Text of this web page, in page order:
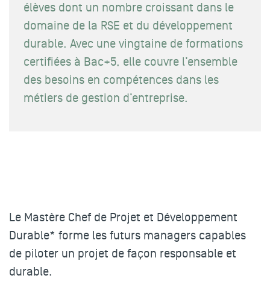
élèves dont un nombre croissant dans le
domaine de la RSE et du développement
durable. Avec une vingtaine de formations
certifiées à Bac+5, elle couvre l’ensemble
des besoins en compétences dans les
métiers de gestion d’entreprise.
Le Mastère Chef de Projet et Développement
Durable* forme les futurs managers capables
de piloter un projet de façon responsable et
durable.